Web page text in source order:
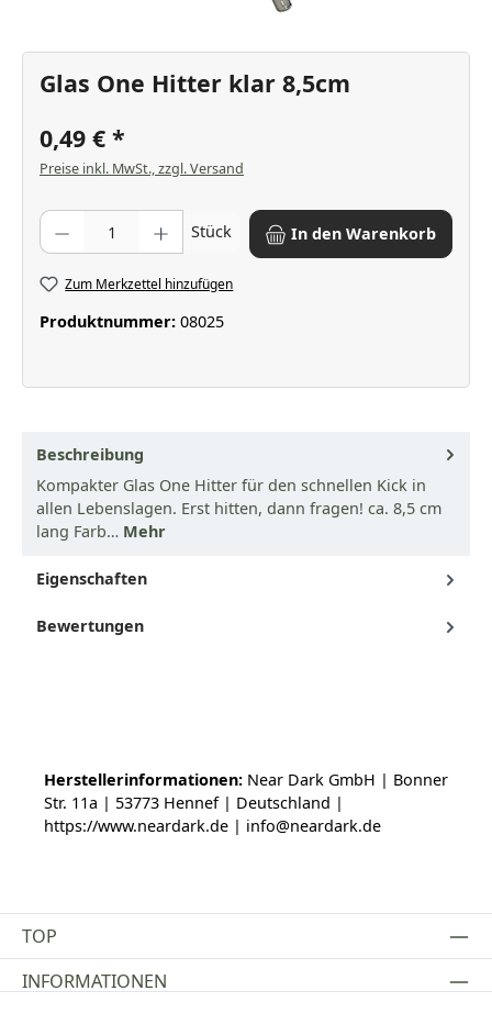
Glas One Hitter klar 8,5cm
0,49 €
Preise inkl. MwSt., zzgl. Versand
Produkt Anzahl: Gib den gewünschten Wert ein oder benutze die
Stück In den Warenkorb
Zum Merkzettel hinzufügen
Produktnummer: 08025
Beschreibung
Kompakter Glas One Hitter für den schnellen Kick in
allen Lebenslagen. Erst hitten, dann fragen! ca. 8,5 cm
lang Farb… Mehr
Eigenschaften
Bewertungen
Herstellerinformationen: Near Dark GmbH | Bonner
Str. 11a | 53773 Hennef | Deutschland |
https://www.neardark.de | info@neardark.de
TOP
INFORMATIONEN